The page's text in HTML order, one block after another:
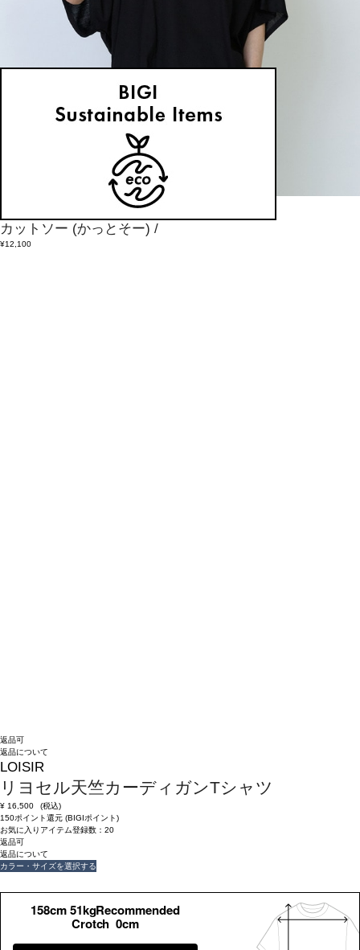
カットソー (かっとそー) /
¥12,100
返品可
返品について
LOISIR
リヨセル天竺カーディガンTシャツ
¥ 16,500
(税込)
150ポイント還元 (BIGIポイント)
お気に入りアイテム登録数： 20
返品可
返品について
カラー・サイズを選択する
158cm 51kgRecommended
Crotch 0cm